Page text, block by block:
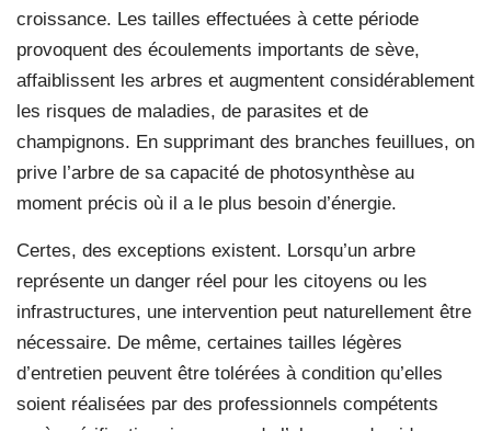
croissance. Les tailles effectuées à cette période
provoquent des écoulements importants de sève,
affaiblissent les arbres et augmentent considérablement
les risques de maladies, de parasites et de
champignons. En supprimant des branches feuillues, on
prive l’arbre de sa capacité de photosynthèse au
moment précis où il a le plus besoin d’énergie.
Certes, des exceptions existent. Lorsqu’un arbre
représente un danger réel pour les citoyens ou les
infrastructures, une intervention peut naturellement être
nécessaire. De même, certaines tailles légères
d’entretien peuvent être tolérées à condition qu’elles
soient réalisées par des professionnels compétents